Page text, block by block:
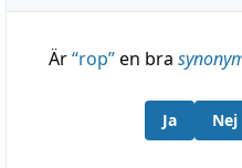
Är“rop”en bra
Ja Nej